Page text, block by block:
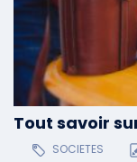
Tout savoir
SOCIETES